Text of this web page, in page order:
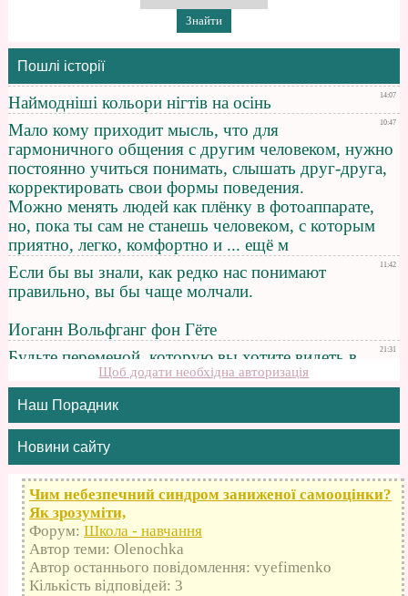
Пошлі історії
Щоб додати необхідна авторизація
Наш Порадник
Новини сайту
Чим небезпечний синдром заниженої самооцінки?
Як зрозуміти,
Форум: Школа - навчання
Автор теми: Olenochka
Автор останнього повідомлення: vyefimenko
Кількість відповідей: 3